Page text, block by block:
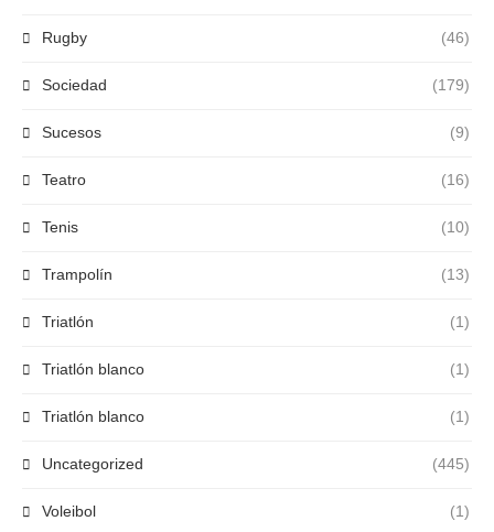
Rugby (46)
Sociedad (179)
Sucesos (9)
Teatro (16)
Tenis (10)
Trampolín (13)
Triatlón (1)
Triatlón blanco (1)
Triatlón blanco (1)
Uncategorized (445)
Voleibol (1)